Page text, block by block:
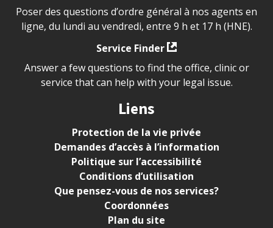
Poser des questions d’ordre général à nos agents en
ligne, du lundi au vendredi, entre 9 h et 17 h (HNE).
Service Finder
Answer a few questions to find the office, clinic or
service that can help with your legal issue.
Liens
Protection de la vie privée
Demandes d’accès à l’information
Politique sur l’accessibilité
Conditions d’utilisation
Que pensez-vous de nos services?
Coordonnées
Plan du site